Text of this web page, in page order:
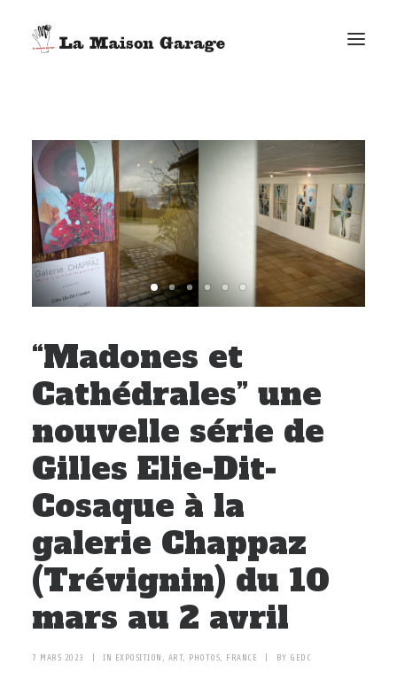
LES ACTUS
LES PRODUCTIONS
L’ÉPICERIE
G. ELIE-DIT-COSAQUE
LE MAG
BONUS
VIMEO
E-MAIL
À PROPOS
RECHERCHE
PANIER
“Madones et
Cathédrales” une
nouvelle série de
Gilles Elie-Dit-
Cosaque à la
galerie Chappaz
(Trévignin) du 10
mars au 2 avril
7 MARS 2023 IN EXPOSITION ART, PHOTOS FRANCE BY GEDC